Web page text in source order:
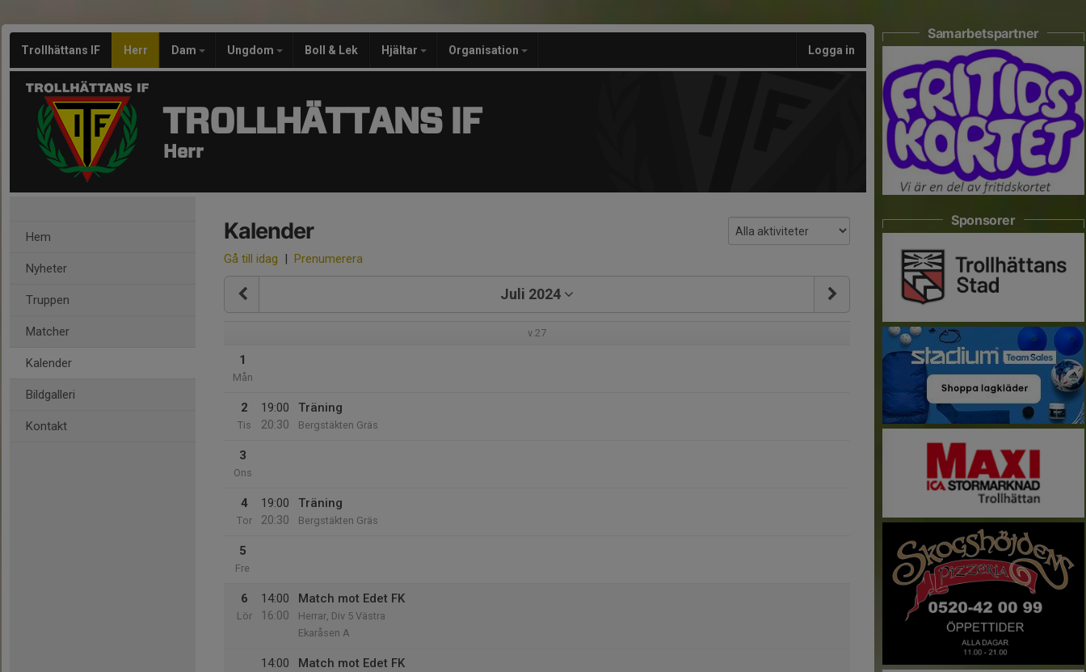
Trollhättans IF Herr Dam Ungdom Boll & Lek Hjältar Organisation Logga in
TROLLHÄTTANS IF
Herr
Hem
Nyheter
Truppen
Matcher
Kalender
Bildgalleri
Kontakt
Kalender
Gå till idag | Prenumerera
Juli 2024
v.27
1
Mån
2
Tis
19:00
20:30
Träning
Bergstäkten Gräs
3
Ons
4
Tor
19:00
20:30
Träning
Bergstäkten Gräs
5
Fre
6
Lör
14:00
16:00
Match mot Edet FK
Herrar, Div 5 Västra
Ekaråsen A
14:00
Match mot Edet FK
Samarbetspartner
Sponsorer